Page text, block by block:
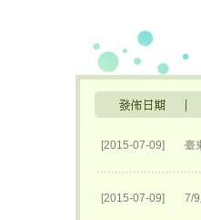
[2015-07-09] 臺
[2015-07-09] 7/